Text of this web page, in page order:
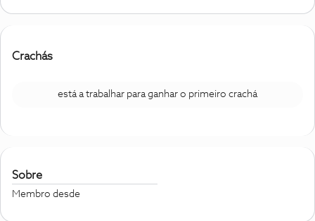
Crachás
está a trabalhar para ganhar o primeiro crachá
Sobre
Membro desde